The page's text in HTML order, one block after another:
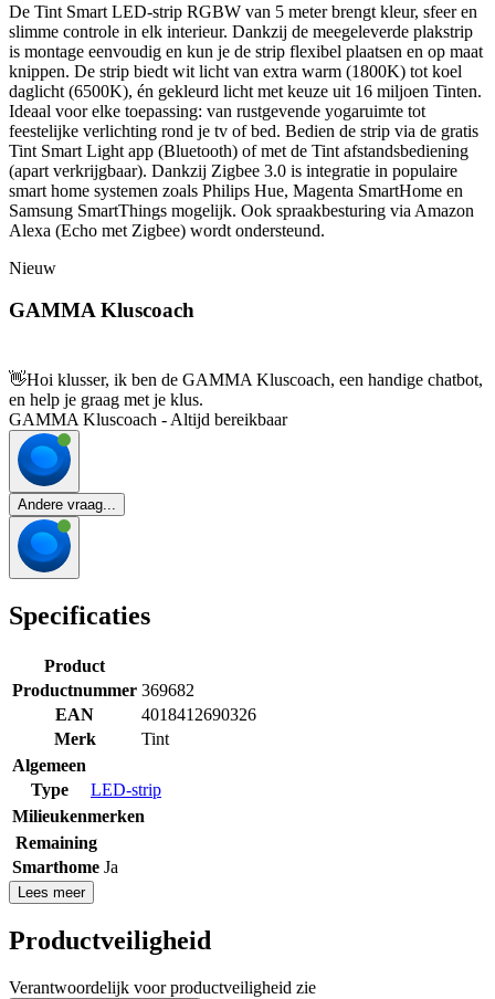
De Tint Smart LED-strip RGBW van 5 meter brengt kleur, sfeer en
slimme controle in elk interieur. Dankzij de meegeleverde plakstrip
is montage eenvoudig en kun je de strip flexibel plaatsen en op maat
knippen. De strip biedt wit licht van extra warm (1800K) tot koel
daglicht (6500K), én gekleurd licht met keuze uit 16 miljoen Tinten.
Ideaal voor elke toepassing: van rustgevende yogaruimte tot
feestelijke verlichting rond je tv of bed. Bedien de strip via de gratis
Tint Smart Light app (Bluetooth) of met de Tint afstandsbediening
(apart verkrijgbaar). Dankzij Zigbee 3.0 is integratie in populaire
smart home systemen zoals Philips Hue, Magenta SmartHome en
Samsung SmartThings mogelijk. Ook spraakbesturing via Amazon
Alexa (Echo met Zigbee) wordt ondersteund.
Nieuw
GAMMA Kluscoach
👋Hoi klusser, ik ben de GAMMA Kluscoach, een handige chatbot,
en help je graag met je klus.
GAMMA Kluscoach - Altijd bereikbaar
Andere vraag...
Specificaties
Product
Productnummer 369682
EAN
4018412690326
Merk
Tint
Algemeen
Type
LED-strip
Milieukenmerken
Remaining
Smarthome Ja
Lees meer
Productveiligheid
Verantwoordelijk voor productveiligheid zie